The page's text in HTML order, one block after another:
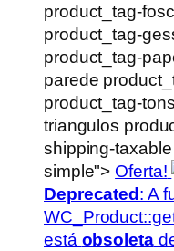
product_tag-
product_tag-
product_tag-
parede
product_tag-
triangulos
shipping-
simple"> Oferta!
Deprecated : A
está obsoleta